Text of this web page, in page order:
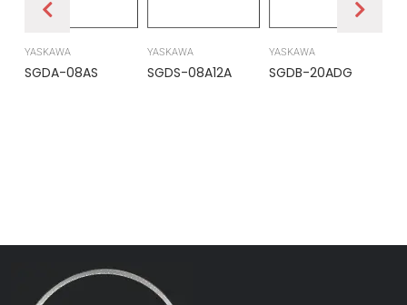
YASKAWA
SGDA-08AS
YASKAWA
SGDS-08A12A
YASKAWA
SGDB-20ADG